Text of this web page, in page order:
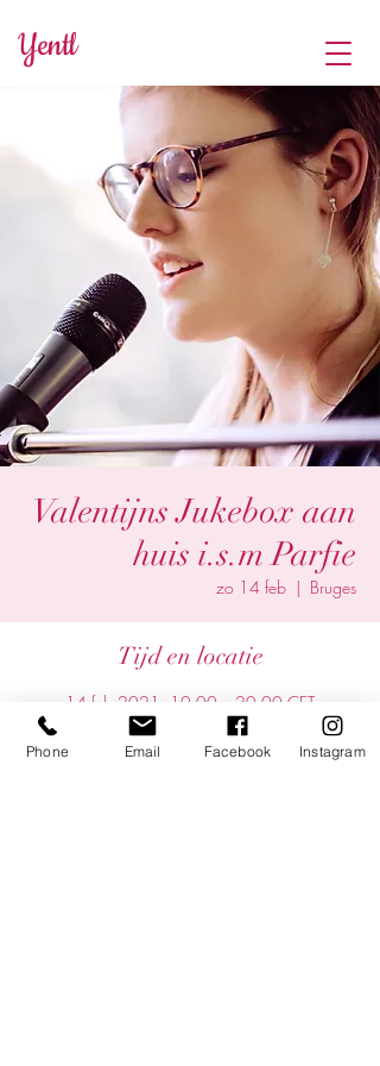
Yentl
Valentijns Jukebox aan
huis i.s.m Parfie
zo 14 feb
  |
Bruges
Tijd en locatie
14 feb 2021, 10:00 – 20:00 CET
Bruges, Bruges, Belgium
Phone Email Facebook Instagram